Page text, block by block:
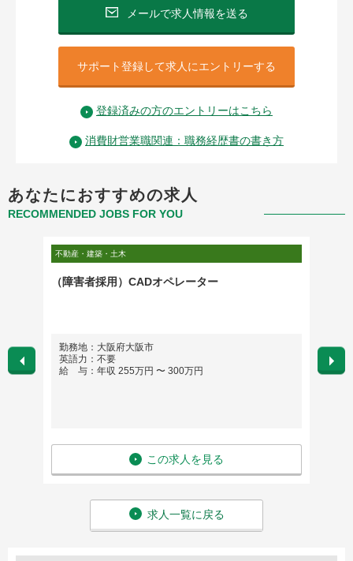
メールで求人情報を送る
サポート登録して求人にエントリーする
登録済みの方のエントリーはこちら
消費財営業職関連：職務経歴書の書き方
あなたにおすすめの求人
RECOMMENDED JOBS FOR YOU
不動産・建築・土木
（障害者採用）CADオペレーター
勤務地：大阪府大阪市
英語力：不要
給 与：年収 255万円 〜 300万円
この求人を見る
勤務
英語
給
求人一覧に戻る